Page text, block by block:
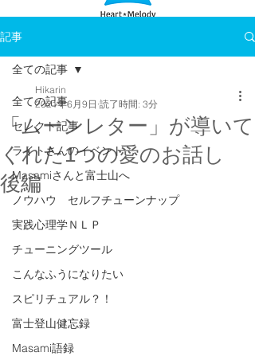
記事
全ての記事
セレクト記事
ライトさんのイベント
Masamiさんと富士山へ
ノウハウ セルフチューンナップ
実践心理学ＮＬＰ
チューニングツール
こんなふうになりたい
スピリチュアル？！
富士登山健忘録
Masami語録
全ての記事
「ムーンレター」が導いて
くれた1つの愛のお話し
後編
Hikarin
2021年6月9日 読了時間: 3分